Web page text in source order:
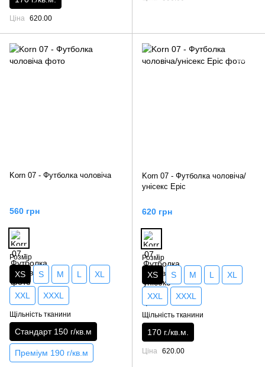
Ціна 620.00
Korn 07 - Футболка чоловіча
560 грн
Розмір
XS S M L XL
XXL XXXL
Щільність тканини
Стандарт 150 г/кв.м
Преміум 190 г/кв.м
Korn 07 - Футболка чоловіча/
унісекс Epic
620 грн
Розмір
XS S M L XL
XXL XXXL
Щільність тканини
170 г./кв.м.
Ціна 620.00